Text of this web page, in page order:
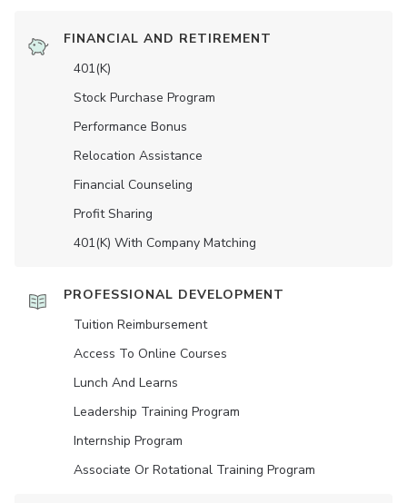
FINANCIAL AND RETIREMENT
401(K)
Stock Purchase Program
Performance Bonus
Relocation Assistance
Financial Counseling
Profit Sharing
401(K) With Company Matching
PROFESSIONAL DEVELOPMENT
Tuition Reimbursement
Access To Online Courses
Lunch And Learns
Leadership Training Program
Internship Program
Associate Or Rotational Training Program